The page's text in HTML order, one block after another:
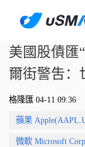
美國股債匯
爾街警吿：
格隆匯 04-11 09:36
蘋果
微軟 Microsoft